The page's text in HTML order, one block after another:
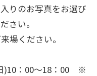
りのお写真をお選び
さい。
場ください。
)10：00～18：00 ※